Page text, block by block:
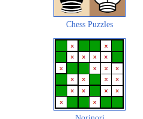
Chess Puzzles